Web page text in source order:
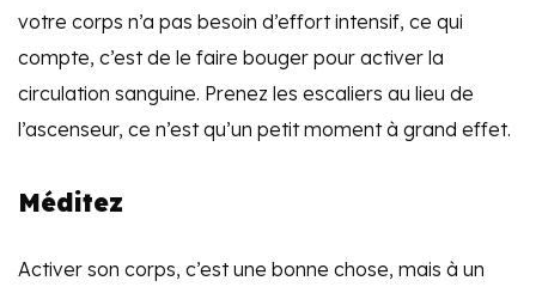
votre corps n’a pas besoin d’effort intensif, ce qui
compte, c’est de le faire bouger pour activer la
circulation sanguine. Prenez les escaliers au lieu de
l’ascenseur, ce n’est qu’un petit moment à grand effet.
Méditez
Activer son corps, c’est une bonne chose, mais à un